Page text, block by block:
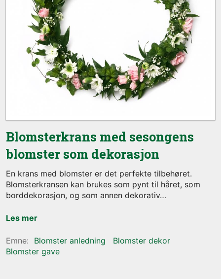
Blomsterkrans med sesongens
blomster som dekorasjon
En krans med blomster er det perfekte tilbehøret.
Blomsterkransen kan brukes som pynt til håret, som
borddekorasjon, og som annen dekorativ
Les mer
Blomster anledning
Blomster dekor
Blomster gave